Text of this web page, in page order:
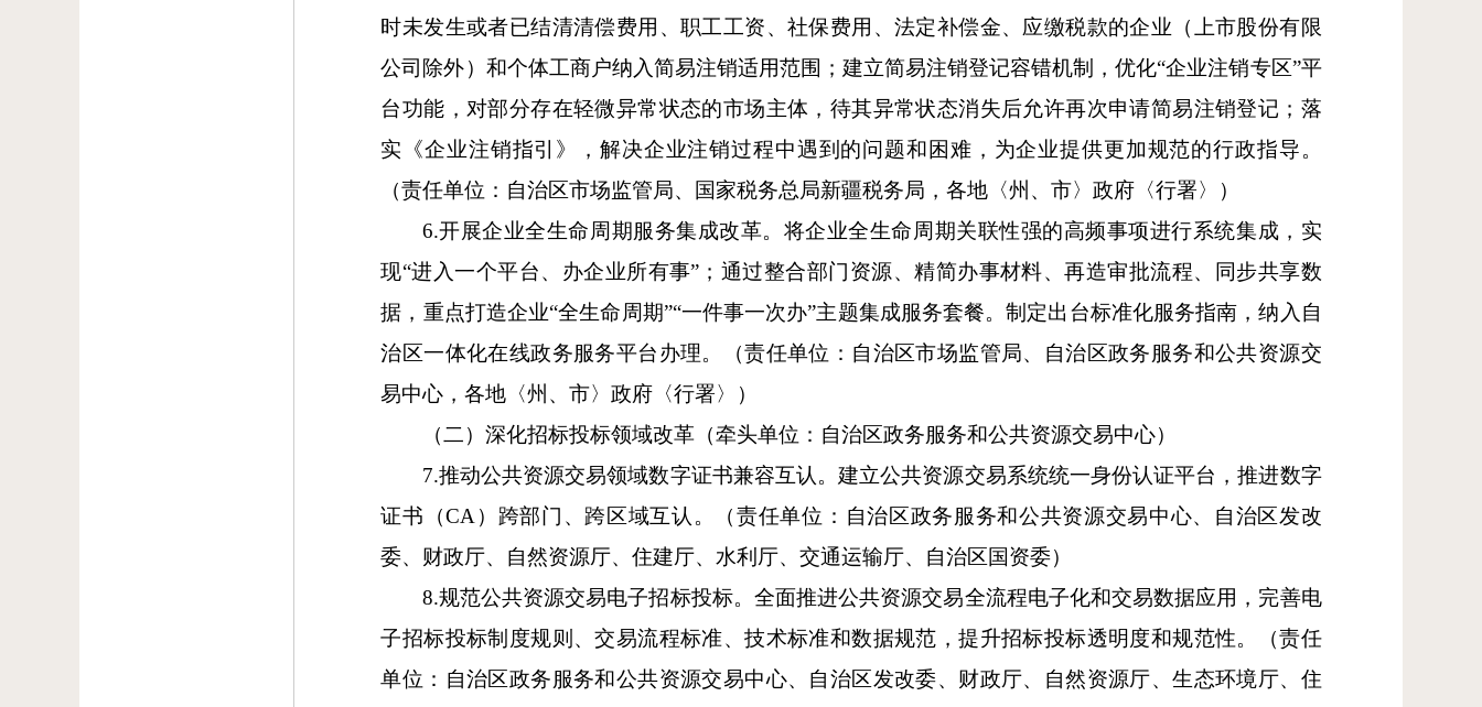
时未发生或者已结清清偿费用、职工工资、社保费用、法定补偿金、应缴税款的企业（上市股份有限
公司除外）和个体工商户纳入简易注销适用范围；建立简易注销登记容错机制，优化“企业注销专区”平
台功能，对部分存在轻微异常状态的市场主体，待其异常状态消失后允许再次申请简易注销登记；落
实《企业注销指引》，解决企业注销过程中遇到的问题和困难，为企业提供更加规范的行政指导。
（责任单位：自治区市场监管局、国家税务总局新疆税务局，各地〈州、市〉政府〈行署〉）
6.开展企业全生命周期服务集成改革。将企业全生命周期关联性强的高频事项进行系统集成，实
现“进入一个平台、办企业所有事”；通过整合部门资源、精简办事材料、再造审批流程、同步共享数
据，重点打造企业“全生命周期”“一件事一次办”主题集成服务套餐。制定出台标准化服务指南，纳入自
治区一体化在线政务服务平台办理。（责任单位：自治区市场监管局、自治区政务服务和公共资源交
易中心，各地〈州、市〉政府〈行署〉）
（二）深化招标投标领域改革（牵头单位：自治区政务服务和公共资源交易中心）
7.推动公共资源交易领域数字证书兼容互认。建立公共资源交易系统统一身份认证平台，推进数字
证书（CA）跨部门、跨区域互认。（责任单位：自治区政务服务和公共资源交易中心、自治区发改
委、财政厅、自然资源厅、住建厅、水利厅、交通运输厅、自治区国资委）
8.规范公共资源交易电子招标投标。全面推进公共资源交易全流程电子化和交易数据应用，完善电
子招标投标制度规则、交易流程标准、技术标准和数据规范，提升招标投标透明度和规范性。（责任
单位：自治区政务服务和公共资源交易中心、自治区发改委、财政厅、自然资源厅、生态环境厅、住